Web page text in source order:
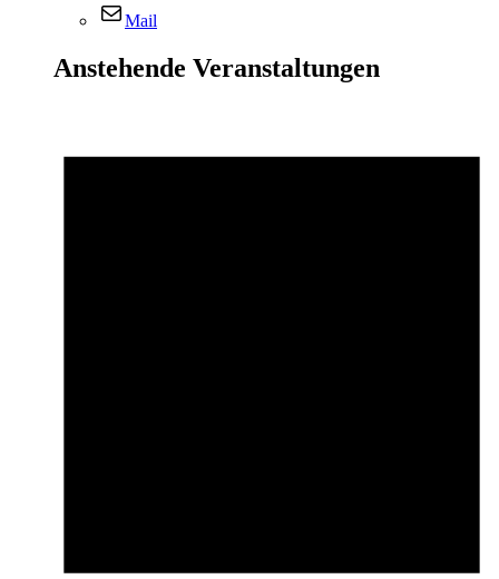
Mail
Anstehende Veranstaltungen